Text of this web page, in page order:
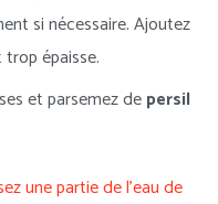
si nécessaire. Ajoutez
épaisse.
et parsemez depersil
une partie de l’eau de